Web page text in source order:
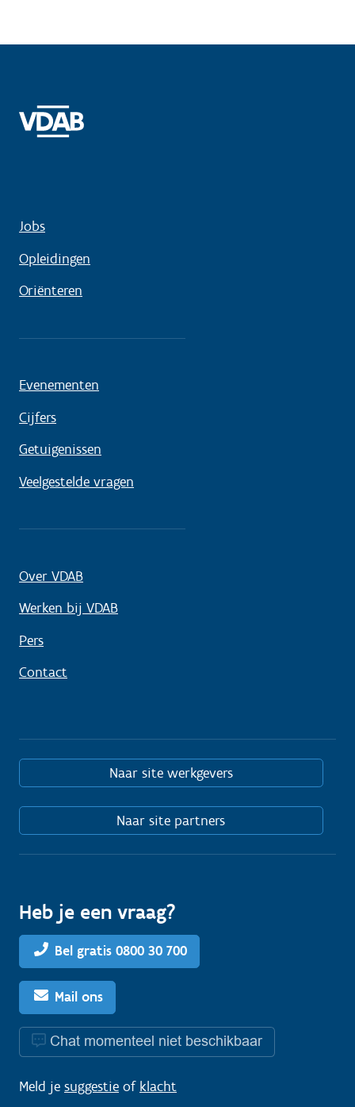
Jobs
Opleidingen
Oriënteren
Evenementen
Cijfers
Getuigenissen
Veelgestelde vragen
Over VDAB
Werken bij VDAB
Pers
Contact
Naar site werkgevers
Naar site partners
Heb je een vraag?
Bel gratis 0800 30 700
Mail ons
Chat momenteel niet beschikbaar
Meld je suggestie of klacht